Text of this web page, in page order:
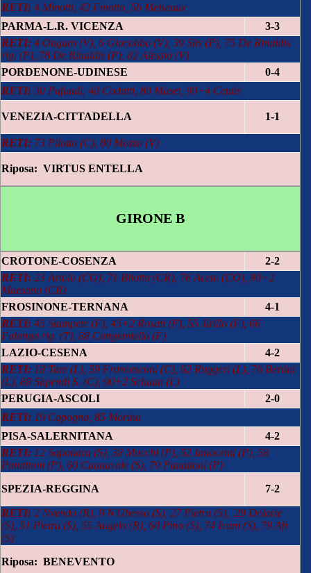
RETI: 4 Minotti, 42 Finotto, 56 Melseaux
PARMA-L.R. VICENZA
3-3
RETI: 4 Ongaro (V), 6 Giacobbo (V), 39 Sits (P), 75 De Rinaldis
rig. (P), 78 De Rinaldis (P), 82 Alessio (V)
PORDENONE-UDINESE
0-4
RETI: 30 Pafundi, 48 Codutti, 80 Maset, 90+4 Centis
VENEZIA-CITTADELLA 1-1
RETI: 73 Pilotto (C), 80 Mozzo (V)
Riposa: VIRTUS ENTELLA
GIRONE B
CROTONE-COSENZA
2-2
RETI: 23 Ariolo (CO), 71 Bilotta (CR), 76 Aceto (CO), 90+2
Maesano (CR)
FROSINONE-TERNANA
4-1
RETI: 45 Stampete (F), 45+2 Rosati (F), 55 Jirillo (F), 66
Falanga rig. (T), 88 Cangianiello (F)
LAZIO-CESENA
4-2
RETI: 18 Tare (L), 59 Francesconi (C), 62 Ruggeri (L), 76 Bertini
(L), 88 Shpendi S. (C), 90+2 Schuan (L)
PERUGIA-ASCOLI
2-0
RETI: 19 Capogna, 85 Morina
PISA-SALERNITANA
4-2
RETI: 12 Saponara (S), 38 Macchi (P), 52 Innocenti (P), 58
Panattoni (P), 60 Cannavale (S), 79 Panattoni (P)
SPEZIA-REGGINA
7-2
RETI: 2 Nvendo (R), 9 N'Gbesso (S), 27 Pietra (S), 29 Delorie
(S), 51 Pietra (S), 55 Angelo (R), 60 Pino (S), 74 Ivani (S), 79 Afi
(S)
Riposa: BENEVENTO